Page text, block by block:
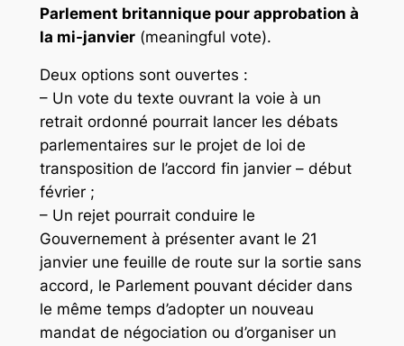
Parlement britannique pour approbation à
la mi-janvier(meaningful vote).
Deux options sont ouvertes :
– Un vote du texte ouvrant la voie à un
retrait ordonné pourrait lancer les débats
parlementaires sur le projet de loi de
transposition de l’accord fin janvier – début
février ;
– Un rejet pourrait conduire le
Gouvernement à présenter avant le 21
janvier une feuille de route sur la sortie sans
accord, le Parlement pouvant décider dans
le même temps d’adopter un nouveau
mandat de négociation ou d’organiser un